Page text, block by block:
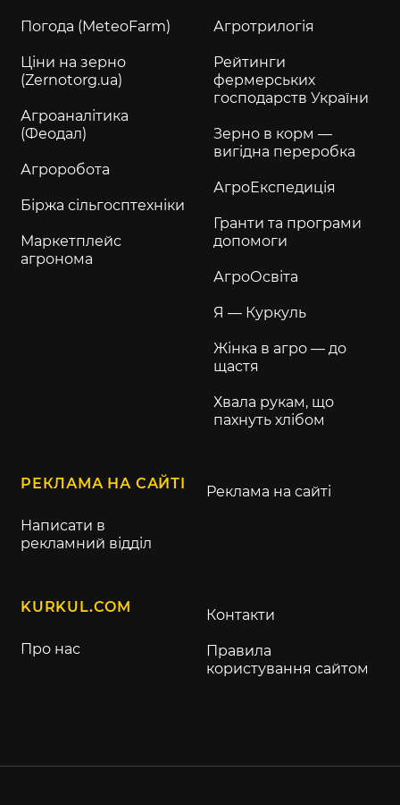
Погода (MeteoFarm)
Ціни на зерно
(Zernotorg.ua)
Агроаналітика
(Феодал)
Агроробота
Біржа сільгосптехніки
Маркетплейс
агронома
Агротрилогія
Рейтинги
фермерських
господарств України
Зерно в корм —
вигідна переробка
АгроЕкспедиція
Гранти та програми
допомоги
АгроОсвіта
Я — Куркуль
Жінка в агро — до
щастя
Хвала рукам, що
пахнуть хлібом
РЕКЛАМА НА САЙТІ
Написати в
рекламний відділ
Реклама на сайті
KURKUL.COM
Про нас
Контакти
Правила
користування сайтом